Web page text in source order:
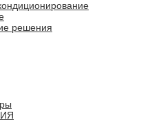
решения